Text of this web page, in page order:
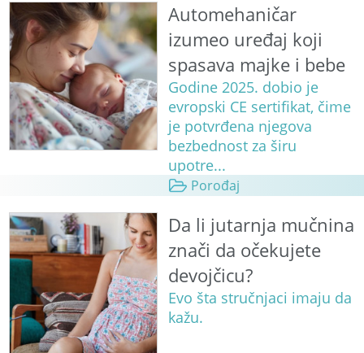
Automehaničar
izumeo uređaj koji
spasava majke i bebe
Godine 2025. dobio je
evropski CE sertifikat, čime
je potvrđena njegova
bezbednost za širu
upotre...
Porođaj
Da li jutarnja mučnina
znači da očekujete
devojčicu?
Evo šta stručnjaci imaju da
kažu.